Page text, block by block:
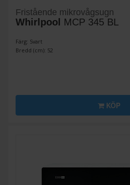
Fristående mikrovågsugn
Whirlpool MCP 345 BL
Färg: Svart
Bredd (cm): 52
KÖP